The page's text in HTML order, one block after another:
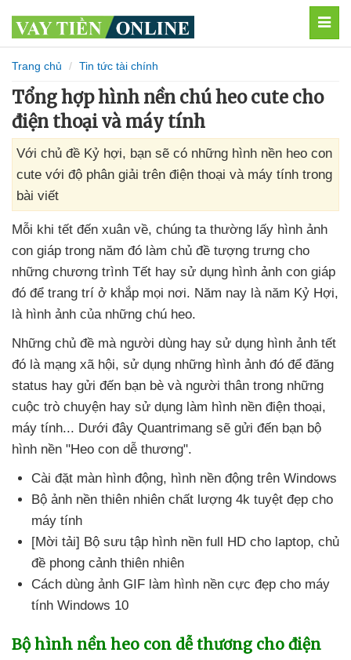
Trang chủ Tin tức tài chính
Tổng hợp hình nền chú heo cute cho
điện thoại và máy tính
Với chủ đề Kỷ hợi, bạn sẽ có những hình nền heo con
cute với độ phân giải trên điện thoại và máy tính trong
bài viết
Mỗi khi tết đến xuân về, chúng ta thường lấy hình ảnh
con giáp trong năm đó làm chủ đề tượng trưng cho
những chương trình Tết hay sử dụng hình ảnh con giáp
đó để trang trí ở khắp mọi nơi. Năm nay là năm Kỷ Hợi,
là hình ảnh của những chú heo.
Những chủ đề mà người dùng hay sử dụng hình ảnh tết
đó là mạng xã hội, sử dụng những hình ảnh đó để đăng
status hay gửi đến bạn bè và người thân trong những
cuộc trò chuyện hay sử dụng làm hình nền điện thoại,
máy tính... Dưới đây Quantrimang sẽ gửi đến bạn bộ
hình nền "Heo con dễ thương".
Cài đặt màn hình động, hình nền động trên Windows
Bộ ảnh nền thiên nhiên chất lượng 4k tuyệt đẹp cho
máy tính
[Mời tải] Bộ sưu tập hình nền full HD cho laptop, chủ
đề phong cảnh thiên nhiên
Cách dùng ảnh GIF làm hình nền cực đẹp cho máy
tính Windows 10
Bộ hình nền heo con dễ thương cho điện